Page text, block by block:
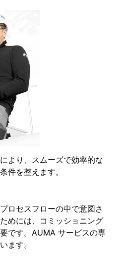
より、スムーズで効率的な
件を整えます。
ロセスフローの中で意図さ
めには、コミッショニング
です。AUMA サービスの専
ます。